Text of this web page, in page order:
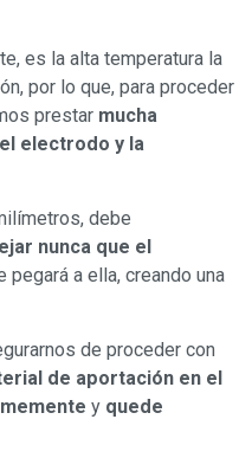
es la alta temperatura la
por lo que, para proceder
prestar mucha
electrodo y la
debe
nunca que el
pegará a ella, creando una
de proceder con
de aportación en el
y quede